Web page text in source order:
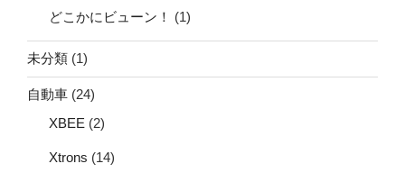
どこかにビューン！ (1)
未分類 (1)
自動車 (24)
XBEE (2)
Xtrons (14)